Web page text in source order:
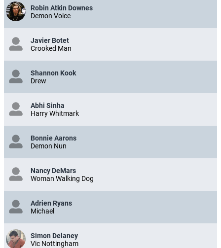
Robin Atkin Downes
Demon Voice
Javier Botet
Crooked Man
Shannon Kook
Drew
Abhi Sinha
Harry Whitmark
Bonnie Aarons
Demon Nun
Nancy DeMars
Woman Walking Dog
Adrien Ryans
Michael
Simon Delaney
Vic Nottingham